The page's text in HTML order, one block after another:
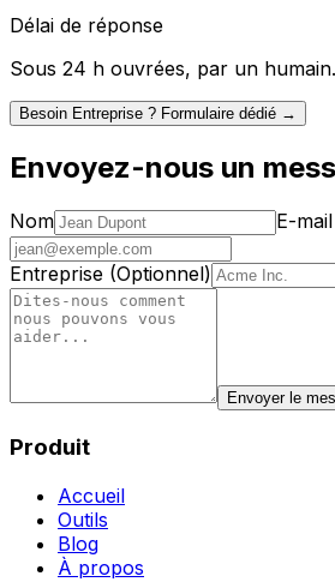
Délai de réponse
Sous 24 h ouvrées, par un humain.
Besoin Entreprise ? Formulaire dédié →
Envoyez-nous un
Nom E-mail
Entreprise (Optionnel)
Envoyer le
Produit
Accueil
Outils
Blog
À propos